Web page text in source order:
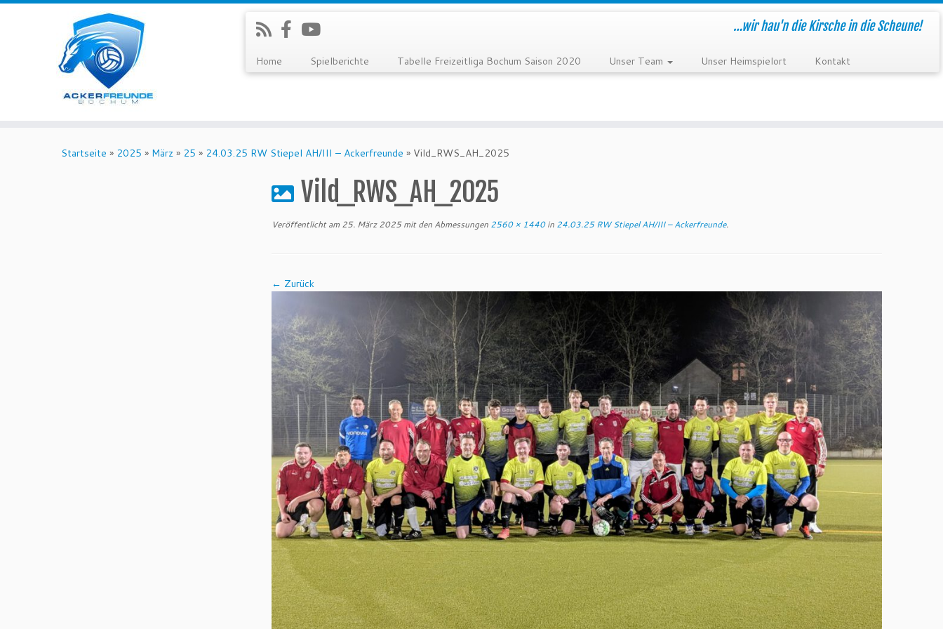
…wir hau'n die Kirsche in die Scheune!
Home Spielberichte Tabelle Freizeitliga Bochum Saison 2020 Unser Team Unser Heimspielort Kontakt
Startseite » 2025 » März » 25 » 24.03.25 RW Stiepel AH/III – Ackerfreunde » Vild_RWS_AH_2025
Vild_RWS_AH_2025
Veröffentlicht am 25. März 2025mit den Abmessungen 2560 × 1440in 24.03.25 RW Stiepel AH/III – Ackerfreunde.
← Zurück